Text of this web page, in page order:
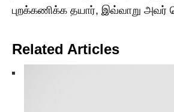
புறக்கணிக்க தயார், இவ்வாறு அவர்
Related Articles